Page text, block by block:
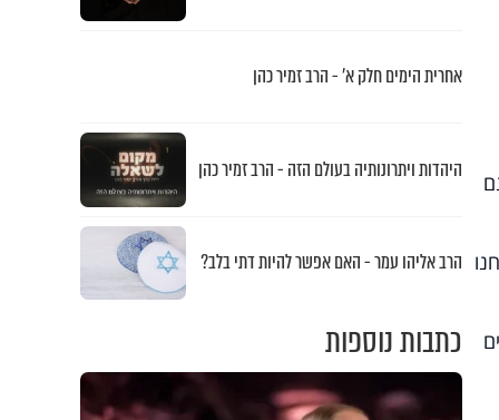
אתמול אובחנו
אחרית הימים חלק א’ - הרב זמיר כהן
היהדות ויתרונותיה בעולם הזה - הרב זמיר כהן
הרב אליהו עמר - האם אפשר להיות דתי בלב?
כתבות נוספות